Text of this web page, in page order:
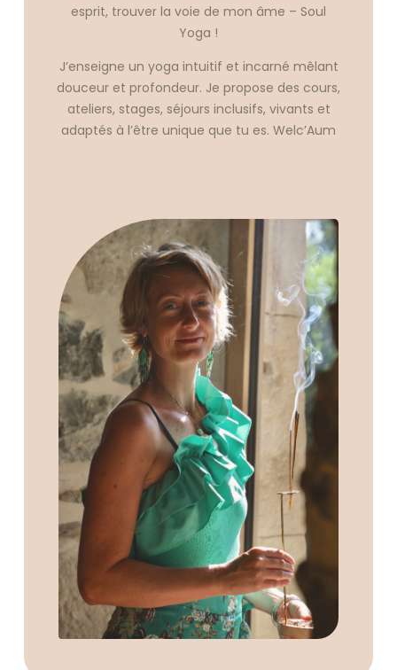
esprit, trouver la voie de mon âme – Soul
Yoga !
J’enseigne un yoga intuitif et incarné mêlant
douceur et profondeur. Je propose des cours,
ateliers, stages, séjours inclusifs, vivants et
adaptés à l’être unique que tu es. Welc’Aum